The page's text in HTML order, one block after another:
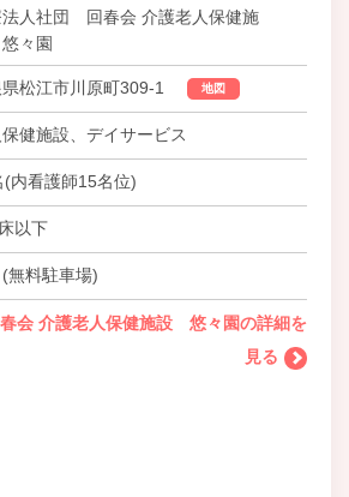
法人社団 回春会 介護老人保健施
々園
松江市川原町309-1 地図
健施設、デイサービス
(内看護師15名位)
以下
無料駐車場)
会 介護老人保健施設 悠々園の詳細を
見る